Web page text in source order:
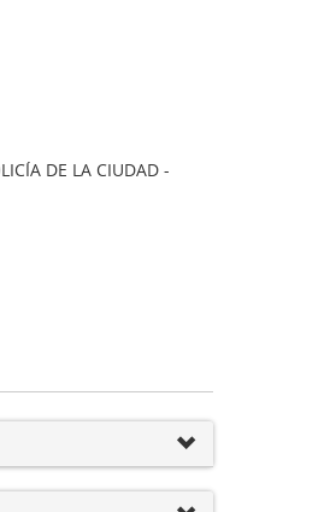
DE LA CIUDAD -